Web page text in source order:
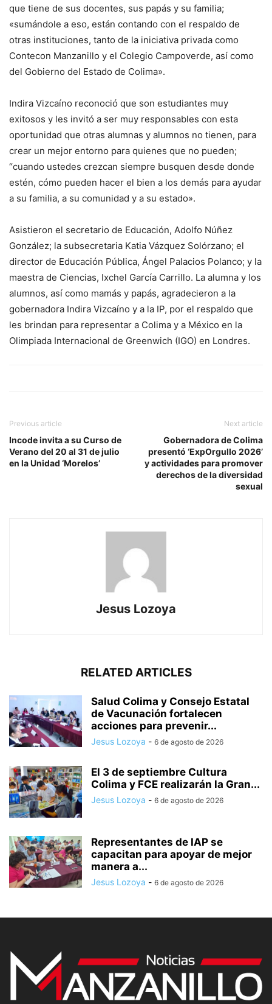
que tiene de sus docentes, sus papás y su familia;
«sumándole a eso, están contando con el respaldo de
otras instituciones, tanto de la iniciativa privada como
Contecon Manzanillo y el Colegio Campoverde, así como
del Gobierno del Estado de Colima».
Indira Vizcaíno reconoció que son estudiantes muy
exitosos y les invitó a ser muy responsables con esta
oportunidad que otras alumnas y alumnos no tienen, para
crear un mejor entorno para quienes que no pueden;
“cuando ustedes crezcan siempre busquen desde donde
estén, cómo pueden hacer el bien a los demás para ayudar
a su familia, a su comunidad y a su estado».
Asistieron el secretario de Educación, Adolfo Núñez
González; la subsecretaria Katia Vázquez Solórzano; el
director de Educación Pública, Ángel Palacios Polanco; y la
maestra de Ciencias, Ixchel García Carrillo. La alumna y los
alumnos, así como mamás y papás, agradecieron a la
gobernadora Indira Vizcaíno y a la IP, por el respaldo que
les brindan para representar a Colima y a México en la
Olimpiada Internacional de Greenwich (IGO) en Londres.
Previous article
Incode invita a su Curso de
Verano del 20 al 31 de julio
en la Unidad ‘Morelos’
Next article
Gobernadora de Colima
presentó ‘ExpOrgullo 2026’
y actividades para promover
derechos de la diversidad
sexual
Jesus Lozoya
RELATED ARTICLES
Salud Colima y Consejo Estatal
de Vacunación fortalecen
acciones para prevenir...
Jesus Lozoya - 6 de agosto de 2026
El 3 de septiembre Cultura
Colima y FCE realizarán la Gran...
Jesus Lozoya - 6 de agosto de 2026
Representantes de IAP se
capacitan para apoyar de mejor
manera a...
Jesus Lozoya - 6 de agosto de 2026